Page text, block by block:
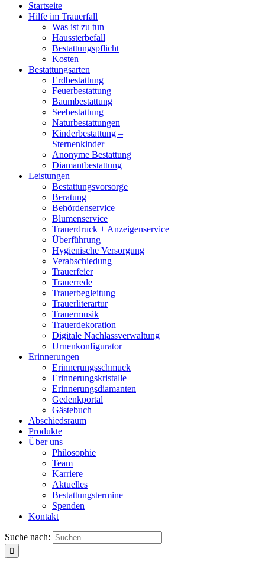
Startseite
Hilfe im Trauerfall
Was ist zu tun
Haussterbefall
Bestattungspflicht
Kosten
Bestattungsarten
Erdbestattung
Feuerbestattung
Baumbestattung
Seebestattung
Naturbestattungen
Kinderbestattung –
Sternenkinder
Anonyme Bestattung
Diamantbestattung
Leistungen
Bestattungsvorsorge
Beratung
Behördenservice
Blumenservice
Trauerdruck + Anzeigenservice
Überführung
Hygienische Versorgung
Verabschiedung
Trauerfeier
Trauerrede
Trauerbegleitung
Trauerliterartur
Trauermusik
Trauerdekoration
Digitale Nachlassverwaltung
Urnenkonfigurator
Erinnerungen
Erinnerungsschmuck
Erinnerungskristalle
Erinnerungsdiamanten
Gedenkportal
Gästebuch
Abschiedsraum
Produkte
Über uns
Philosophie
Team
Karriere
Aktuelles
Bestattungstermine
Spenden
Kontakt
Suche nach: